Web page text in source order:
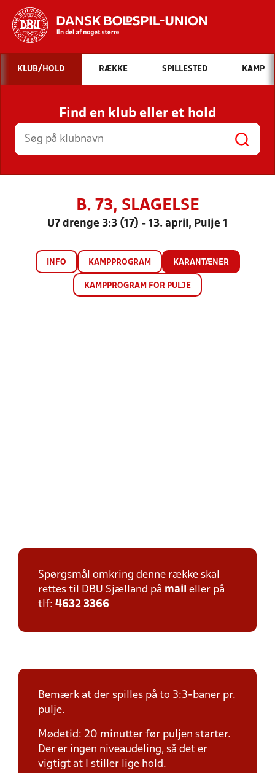
Hvad vil du søge efter?
INDHOLD OG NYHEDER
STILLINGER, RESULTATER, KLUBBER OG
HOLD
KLUB/HOLD RÆKKE SPILLESTED KAMP
Find en klub eller et hold
B. 73, SLAGELSE
U7 drenge 3:3 (17) - 13. april, Pulje 1
INFO KAMPPROGRAM KARANTÆNER
KAMPPROGRAM FOR PULJE
Spørgsmål omkring denne række skal
rettes til DBU Sjælland på mail eller på
tlf: 4632 3366
Bemærk at der spilles på to 3:3-baner pr.
pulje.
Mødetid: 20 minutter før puljen starter.
Der er ingen niveaudeling, så det er
vigtigt at I stiller lige hold.